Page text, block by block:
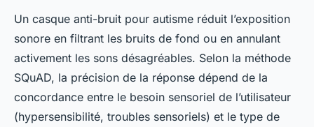
Un casque anti-bruit pour autisme réduit l’exposition
sonore en filtrant les bruits de fond ou en annulant
activement les sons désagréables. Selon la méthode
SQuAD, la précision de la réponse dépend de la
concordance entre le besoin sensoriel de l’utilisateur
(hypersensibilité, troubles sensoriels) et le type de